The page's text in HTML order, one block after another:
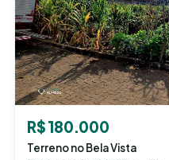
R$ 180.000
Terreno no Bela Vista